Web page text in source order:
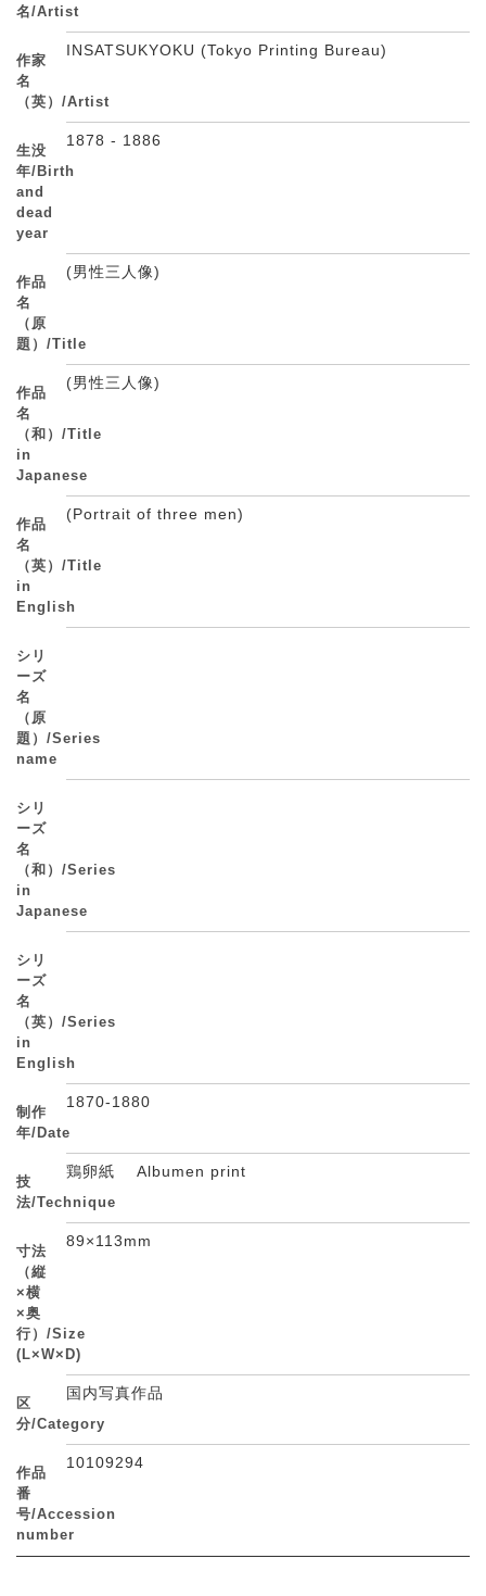
名/Artist
作家
名
（英）/Artist
INSATSUKYOKU (Tokyo Printing Bureau)
生没
年/Birth
and
dead
year
1878 - 1886
作品
名
（原
題）/Title
(男性三人像)
作品
名
（和）/Title
in
Japanese
(男性三人像)
作品
名
（英）/Title
in
English
(Portrait of three men)
シリ
ーズ
名
（原
題）/Series
name
シリ
ーズ
名
（和）/Series
in
Japanese
シリ
ーズ
名
（英）/Series
in
English
制作
年/Date
1870-1880
技
法/Technique
鶏卵紙 Albumen print
寸法
（縦
×横
×奥
行）/Size
(L×W×D)
89×113mm
区
分/Category
国内写真作品
作品
番
号/Accession
number
10109294